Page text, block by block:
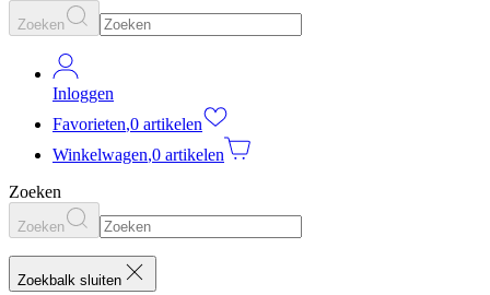
Zoeken
Inloggen
Favorieten,0 artikelen
Winkelwagen,0 artikelen
Zoeken
Zoeken
Zoekbalk sluiten